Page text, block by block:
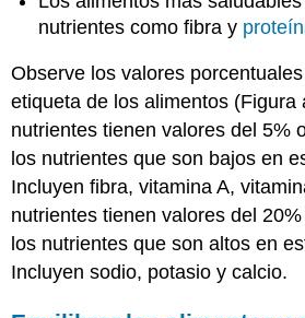
nutrientes como fibra y
Observe los valores
etiqueta de los alimentos (Figura
nutrientes tienen valores del 5%
los nutrientes que son bajos en
Incluyen fibra, vitamina A,
nutrientes tienen valores del
los nutrientes que son altos en
Incluyen sodio, potasio y calcio.